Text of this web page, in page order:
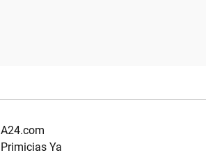
A24.com
Primicias Ya